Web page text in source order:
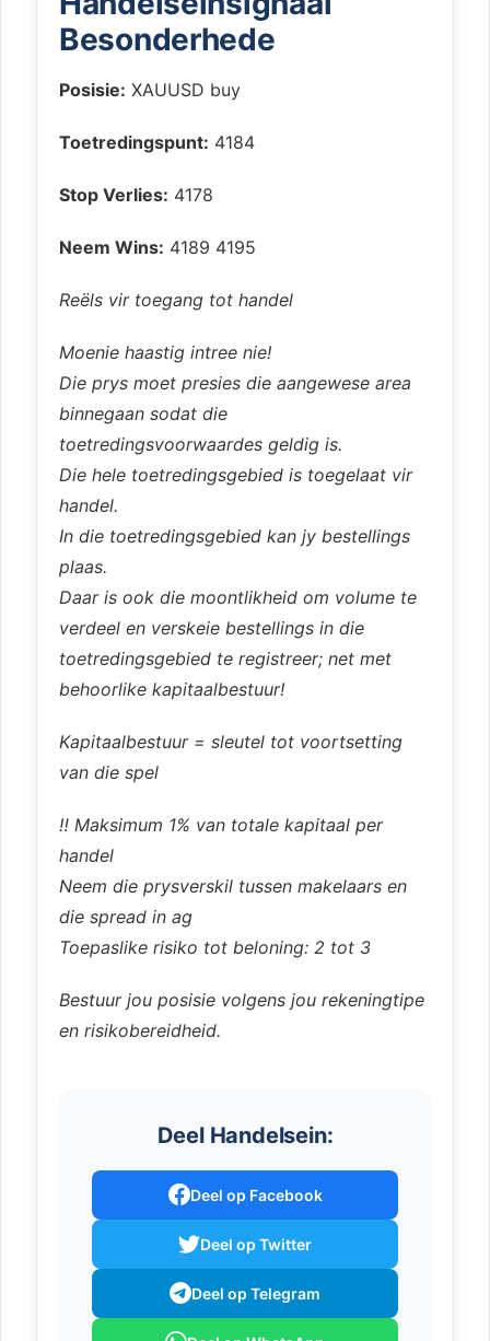
Besonderhede
Posisie: XAUUSD buy
Toetredingspunt: 4184
Stop Verlies: 4178
Neem Wins: 4189 4195
Reëls vir toegang tot handel
Moenie haastig intree nie!
Die prys moet presies die aangewese area
binnegaan sodat die
toetredingsvoorwaardes geldig is.
Die hele toetredingsgebied is toegelaat vir
handel.
In die toetredingsgebied kan jy bestellings
plaas.
Daar is ook die moontlikheid om volume te
verdeel en verskeie bestellings in die
toetredingsgebied te registreer; net met
behoorlike kapitaalbestuur!
Kapitaalbestuur = sleutel tot voortsetting
van die spel
‼️ Maksimum 1% van totale kapitaal per
handel
Neem die prysverskil tussen makelaars en
die spread in ag
Toepaslike risiko tot beloning: 2 tot 3
Bestuur jou posisie volgens jou rekeningtipe
en risikobereidheid.
Deel Handelsein:
Deel op Facebook
Deel op Twitter
Deel op Telegram